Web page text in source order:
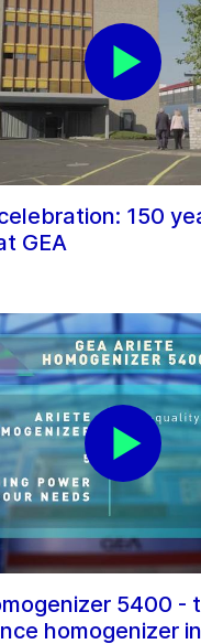
150
GEA
5400 -
homogenizer